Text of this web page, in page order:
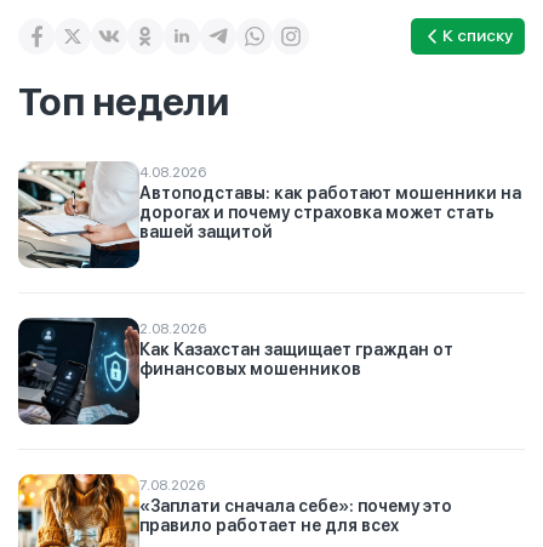
К списку
Топ недели
4.08.2026
Автоподставы: как работают мошенники на
дорогах и почему страховка может стать
вашей защитой
2.08.2026
Как Казахстан защищает граждан от
финансовых мошенников
7.08.2026
«Заплати сначала себе»: почему это
правило работает не для всех